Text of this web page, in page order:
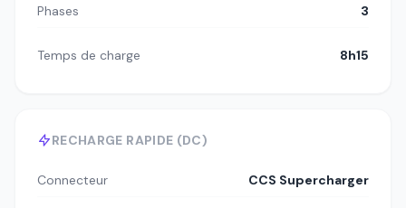
Phases 3
Temps de charge 8h15
RECHARGE RAPIDE (DC)
Connecteur CCS Supercharger